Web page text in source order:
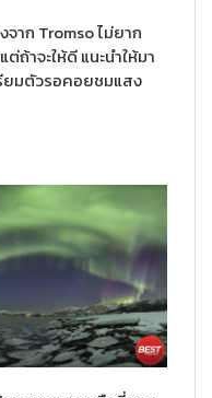
าก Tromso ไม่ยาก
ถ้าจะให้ดี แนะนำให้มา
มตัวรอคอยชมแสง